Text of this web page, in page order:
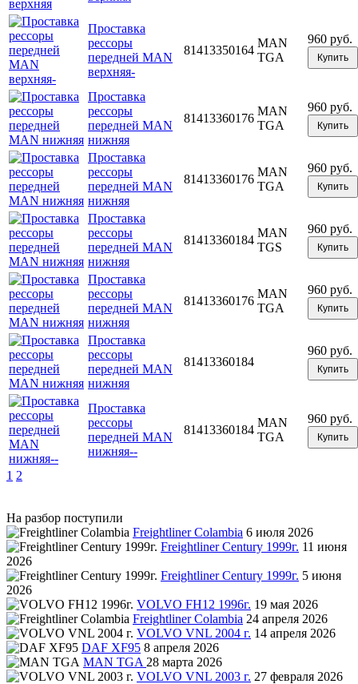
Проставка
рессоры
передней MAN
верхняя-
81413350164
MAN
TGA
960 руб.
Купить
Проставка
рессоры
передней MAN
нижняя
81413360176
MAN
TGA
960 руб.
Купить
Проставка
рессоры
передней MAN
нижняя
81413360176
MAN
TGA
960 руб.
Купить
Проставка
рессоры
передней MAN
нижняя
81413360184
MAN
TGS
960 руб.
Купить
Проставка
рессоры
передней MAN
нижняя
81413360176
MAN
TGA
960 руб.
Купить
Проставка
рессоры
передней MAN
нижняя
81413360184
960 руб.
Купить
Проставка
рессоры
передней MAN
нижняя--
81413360184
MAN
TGA
960 руб.
Купить
1 2
На разбор поступили
Freightliner Colambia 6 июля 2026
Freightliner Century 1999г. 11 июня
2026
Freightliner Century 1999г. 5 июня
2026
VOLVO FH12 1996г. 19 мая 2026
Freightliner Colambia 24 апреля 2026
VOLVO VNL 2004 г. 14 апреля 2026
DAF XF95 8 апреля 2026
MAN TGA 28 марта 2026
VOLVO VNL 2003 г. 27 февраля 2026